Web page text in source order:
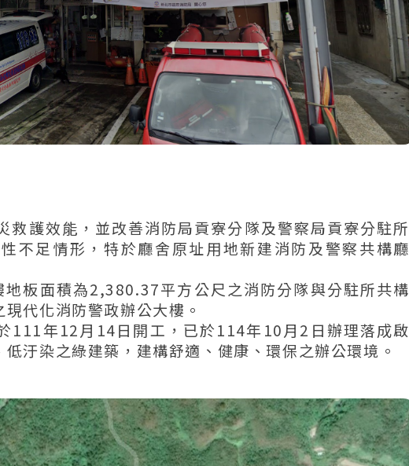
救護效能，並改善消防局貢寮分隊及警察局貢寮分駐所
不足情形，特於廳舍原址用地新建消防及警察共構廳
板面積為2,380.37平方公尺之消防分隊與分駐所共構
代化消防警政辦公大樓。
111年12月14日開工，已於114年10月2日辦理落成啟
汙染之綠建築，建構舒適、健康、環保之辦公環境。